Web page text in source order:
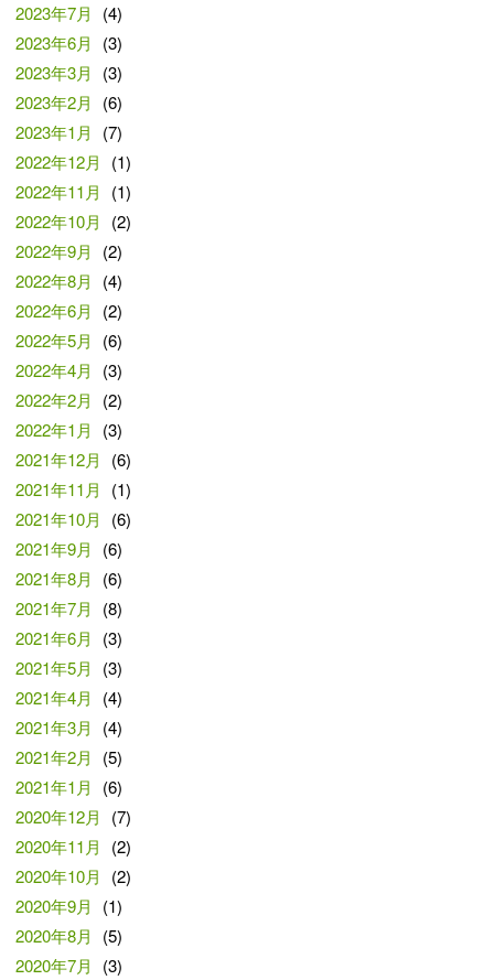
2023年7月
(4)
2023年6月
(3)
2023年3月
(3)
2023年2月
(6)
2023年1月
(7)
2022年12月
(1)
2022年11月
(1)
2022年10月
(2)
2022年9月
(2)
2022年8月
(4)
2022年6月
(2)
2022年5月
(6)
2022年4月
(3)
2022年2月
(2)
2022年1月
(3)
2021年12月
(6)
2021年11月
(1)
2021年10月
(6)
2021年9月
(6)
2021年8月
(6)
2021年7月
(8)
2021年6月
(3)
2021年5月
(3)
2021年4月
(4)
2021年3月
(4)
2021年2月
(5)
2021年1月
(6)
2020年12月
(7)
2020年11月
(2)
2020年10月
(2)
2020年9月
(1)
2020年8月
(5)
2020年7月
(3)